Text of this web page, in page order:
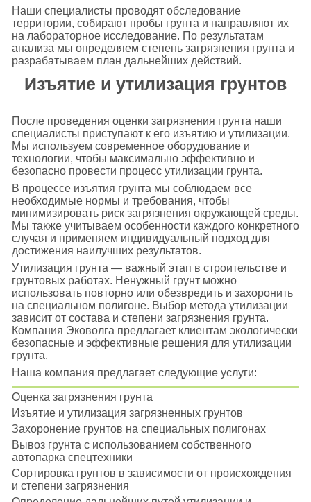
Наши специалисты проводят обследование
территории, собирают пробы грунта и направляют их
на лабораторное исследование. По результатам
анализа мы определяем степень загрязнения грунта и
разрабатываем план дальнейших действий.
Изъятие и утилизация грунтов
После проведения оценки загрязнения грунта наши
специалисты приступают к его изъятию и утилизации.
Мы используем современное оборудование и
технологии, чтобы максимально эффективно и
безопасно провести процесс утилизации грунта.
В процессе изъятия грунта мы соблюдаем все
необходимые нормы и требования, чтобы
минимизировать риск загрязнения окружающей среды.
Мы также учитываем особенности каждого конкретного
случая и применяем индивидуальный подход для
достижения наилучших результатов.
Утилизация грунта — важный этап в строительстве и
грунтовых работах. Ненужный грунт можно
использовать повторно или обезвредить и захоронить
на специальном полигоне. Выбор метода утилизации
зависит от состава и степени загрязнения грунта.
Компания Эковолга предлагает клиентам экологически
безопасные и эффективные решения для утилизации
грунта.
Наша компания предлагает следующие услуги:
Оценка загрязнения грунта
Изъятие и утилизация загрязненных грунтов
Захоронение грунтов на специальных полигонах
Вывоз грунта с использованием собственного
автопарка спецтехники
Сортировка грунтов в зависимости от происхождения
и степени загрязнения